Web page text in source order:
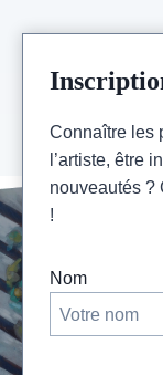
Connaître les
l’artiste, être
nouveautés ?
!
Nom